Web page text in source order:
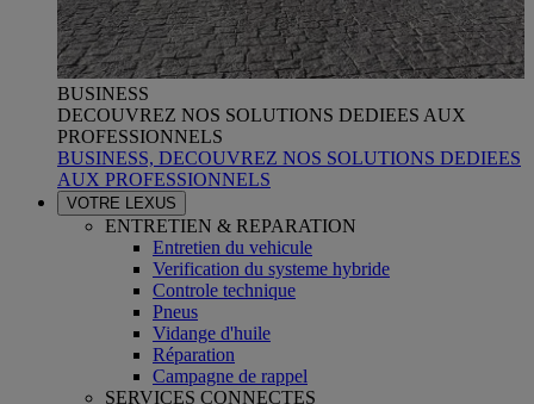
BUSINESS
DECOUVREZ NOS SOLUTIONS DEDIEES AUX
PROFESSIONNELS
BUSINESS, DECOUVREZ NOS SOLUTIONS DEDIEES
AUX PROFESSIONNELS
VOTRE LEXUS
ENTRETIEN & REPARATION
Entretien du vehicule
Verification du systeme hybride
Controle technique
Pneus
Vidange d'huile
Réparation
Campagne de rappel
SERVICES CONNECTES